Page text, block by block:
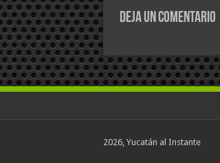
Deja un comentario
2026, Yucatán al Instante